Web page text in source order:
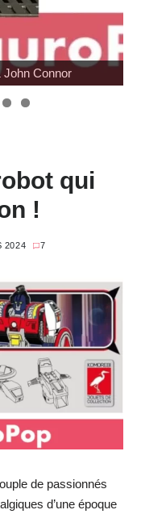
qui
!
2024 7
de passionnés
d’une époque